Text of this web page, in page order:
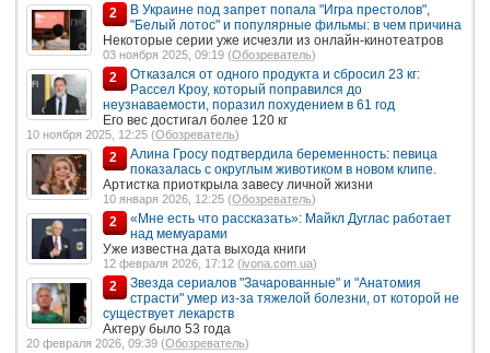
2
В Украине под запрет попала "Игра престолов",
"Белый лотос" и популярные фильмы: в чем причина
Некоторые серии уже исчезли из онлайн-кинотеатров
03 ноября 2025, 09:19 (Обозреватель)
2
Отказался от одного продукта и сбросил 23 кг:
Рассел Кроу, который поправился до
неузнаваемости, поразил похудением в 61 год
Его вес достигал более 120 кг
10 ноября 2025, 12:25 (Обозреватель)
2
Алина Гросу подтвердила беременность: певица
показалась с округлым животиком в новом клипе.
Артистка приоткрыла завесу личной жизни
10 января 2026, 12:25 (Обозреватель)
2
«Мне есть что рассказать»: Майкл Дуглас работает
над мемуарами
Уже известна дата выхода книги
12 февраля 2026, 17:12 (ivona.com.ua)
2
Звезда сериалов "Зачарованные" и "Анатомия
страсти" умер из-за тяжелой болезни, от которой не
существует лекарств
Актеру было 53 года
20 февраля 2026, 09:39 (Обозреватель)